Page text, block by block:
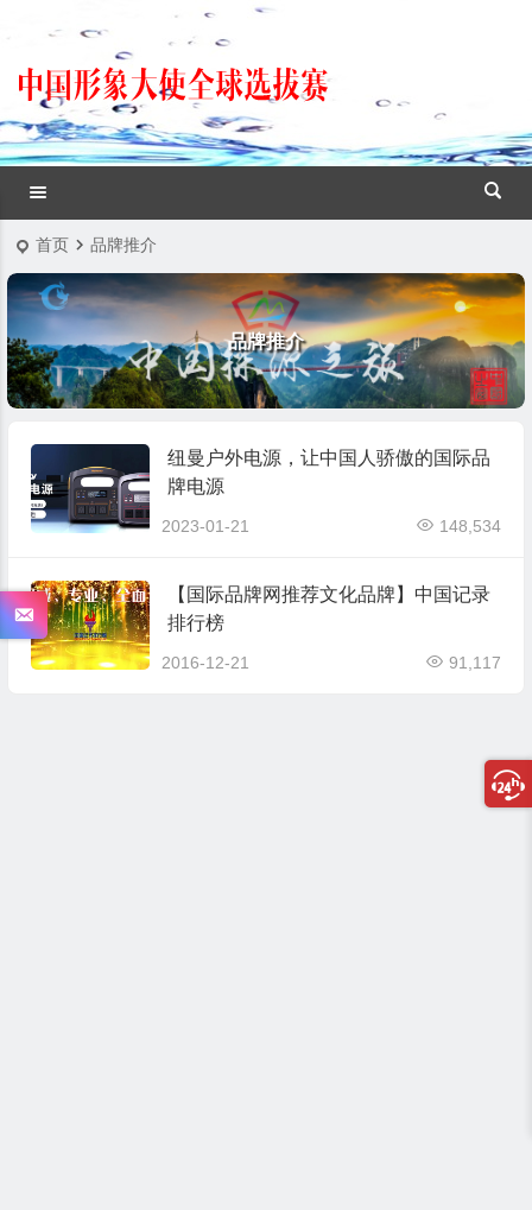
首页 品牌推介
品牌推介
纽曼户外电源，让中国人骄傲的国际品
牌电源
2023-01-21 148,534
【国际品牌网推荐文化品牌】中国记录
排行榜
2016-12-21 91,117